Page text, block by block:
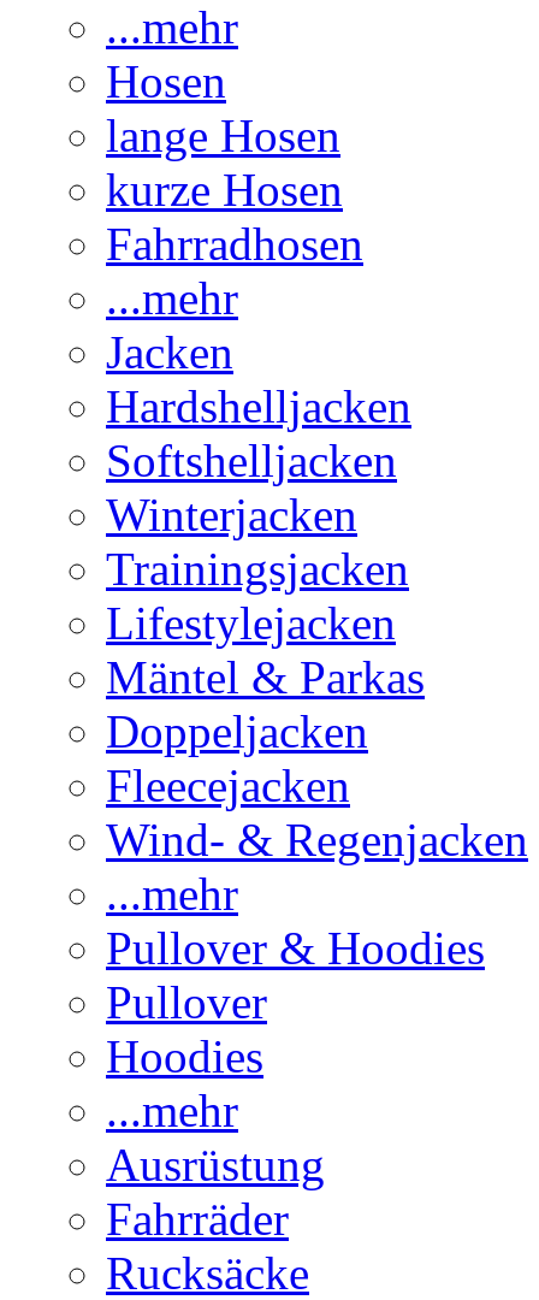
...mehr
Hosen
lange Hosen
kurze Hosen
Fahrradhosen
...mehr
Jacken
Hardshelljacken
Softshelljacken
Winterjacken
Trainingsjacken
Lifestylejacken
Mäntel & Parkas
Doppeljacken
Fleecejacken
Wind- & Regenjacken
...mehr
Pullover & Hoodies
Pullover
Hoodies
...mehr
Ausrüstung
Fahrräder
Rucksäcke